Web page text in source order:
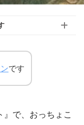
です
で、おっちょこ